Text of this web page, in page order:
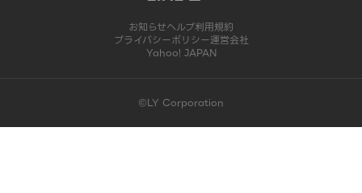
お知らせヘルプ利用規約
プライバシーポリシー運営会社
Yahoo! JAPAN
©LY Corporation
このコンテンツは掲載が終了しました | LINE占い